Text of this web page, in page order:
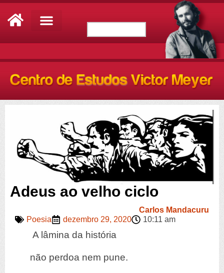
Adeus ao velho ciclo
Carlos Mandacuru
Poesia
dezembro 29, 2020 10:11 am
A lâmina da história
não perdoa nem pune.